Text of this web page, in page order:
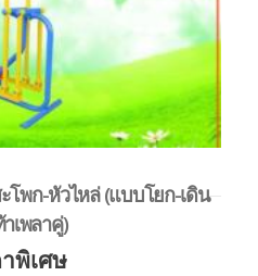
โพก-หัวไหล่ (แบบโยก-เดิน
เพลาคู่)
พิเศษ